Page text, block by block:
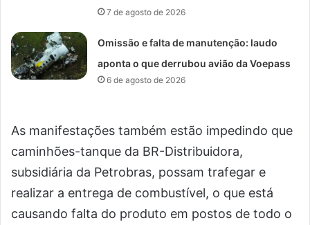
7 de agosto de 2026
Omissão e falta de manutenção: laudo
aponta o que derrubou avião da Voepass
6 de agosto de 2026
As manifestações também estão impedindo que
caminhões-tanque da BR-Distribuidora,
subsidiária da Petrobras, possam trafegar e
realizar a entrega de combustível, o que está
causando falta do produto em postos de todo o